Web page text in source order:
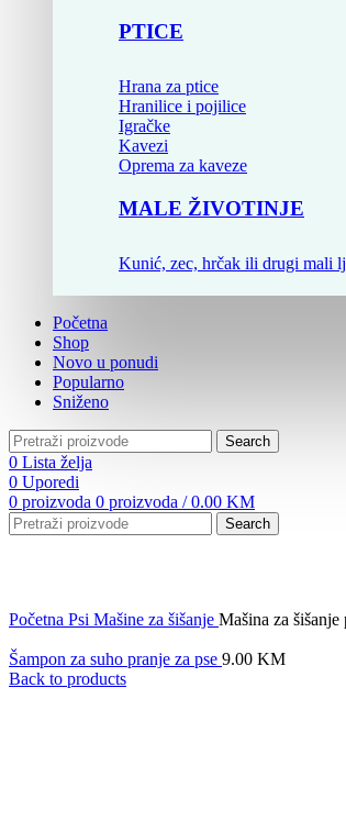
PTICE
Hrana za ptice
Hranilice i pojilice
Igračke
Kavezi
Oprema za kaveze
MALE ŽIVOTINJE
Kunić, zec, hrčak ili drugi mali
Početna
Shop
Novo u ponudi
Popularno
Sniženo
Search
0 Lista želja
0 Uporedi
0 proizvoda 0 proizvoda / 0.00 KM
Search
Početna Psi Mašine za šišanje Mašina za šišanje
Šampon za suho pranje za pse 9.00 KM
Back to products